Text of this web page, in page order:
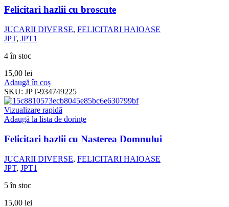
Felicitari hazlii cu broscute
JUCARII DIVERSE, FELICITARI HAIOASE
JPT, JPT1
4 în stoc
15,00 lei
Adaugă în coș
SKU: JPT-934749225
Vizualizare rapidă
Adaugă la lista de dorințe
Felicitari hazlii cu Nasterea Domnului
JUCARII DIVERSE, FELICITARI HAIOASE
JPT, JPT1
5 în stoc
15,00 lei